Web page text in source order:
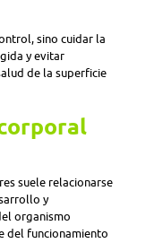
sino cuidar la
y evitar
de la superficie
suele relacionarse
y
organismo
del funcionamiento